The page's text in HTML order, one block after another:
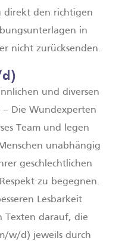
direkt den richtigen
in
nicht zurücksenden.
und diversen
Die Wundexperten
Team und legen
unabhängig
geschlechtlichen
zu begegnen.
Lesbarkeit
Texten darauf, die
w/d) jeweils durch